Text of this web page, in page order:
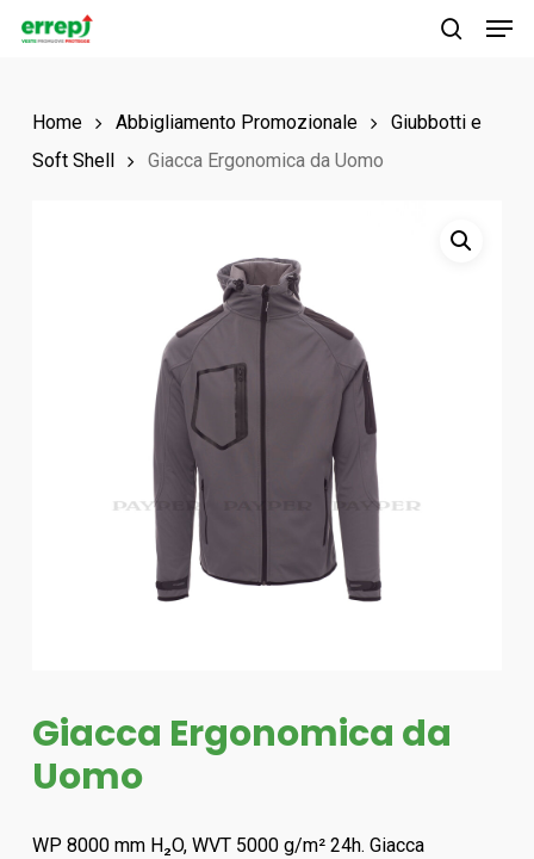
Skip
contentHome Abbigliamento Promozionale
Giubbotti e
Soft Shell
Giacca Ergonomica da Uomo
Giacca Ergonomica da
Uomo
WP 8000 mm H₂O, WVT 5000 g/m² 24h. Giacca